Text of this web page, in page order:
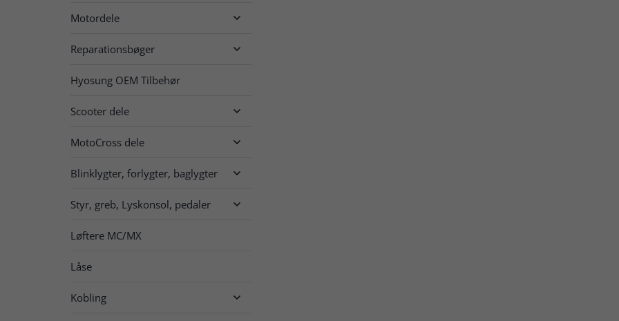
Motordele 
Reparationsbøger 
Hyosung OEM Tilbehør
Scooter dele 
MotoCross dele 
Blinklygter, forlygter, baglygter 
Styr, greb, Lyskonsol, pedaler 
Løftere MC/MX
Låse
Kobling 